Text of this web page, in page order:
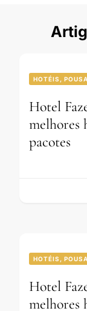
HOTÉIS,
Hotel
melhores
pacotes
HOTÉIS,
Hotel
melhores